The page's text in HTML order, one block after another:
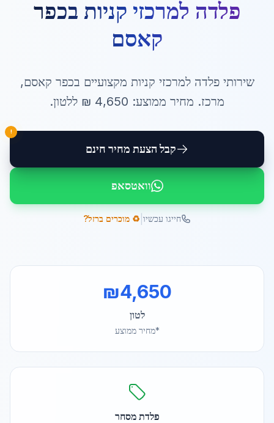
פלדה למרכזי קניות בכפר
קאסם
שירותיפלדה למרכזי קניות מקצועיים בכפר קאסם,
מרכז. מחיר ממוצע: 4,650 ₪ ללטון.
קבל הצעת מחיר חינם
!
וואטסאפ
חייגו עכשיו ♻️ מוכרים ברזל?
₪4,650
לטון
*מחיר ממוצע
פלדת מסחר